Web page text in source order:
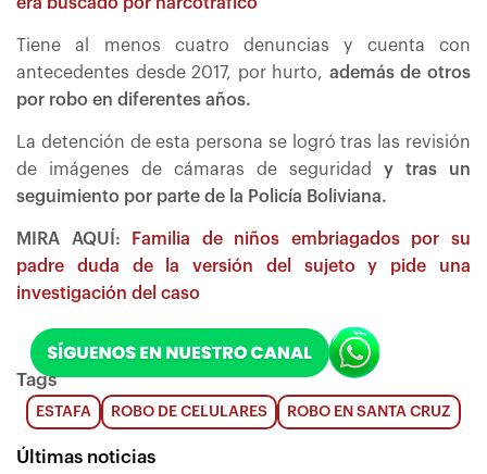
Tiene al menos cuatro denuncias y cuenta con
antecedentes desde 2017, por hurto, además de otros
por robo en diferentes años.
La detención de esta persona se logró tras las revisión
de imágenes de cámaras de seguridad y tras un
seguimiento por parte de la Policía Boliviana.
MIRA AQUÍ:
Familia de niños embriagados por su
padre duda de la versión del sujeto y pide una
investigación del caso
Tags
ESTAFA ROBO DE CELULARES ROBO EN SANTA CRUZ
Últimas noticias